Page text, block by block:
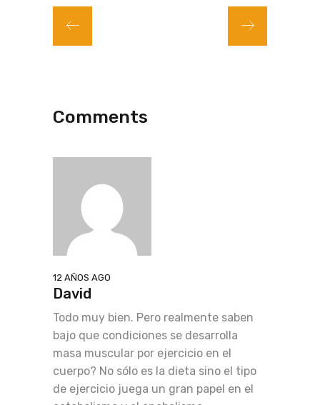
Comments
12 AÑOS AGO
David
Todo muy bien. Pero realmente saben
bajo que condiciones se desarrolla
masa muscular por ejercicio en el
cuerpo? No sólo es la dieta sino el tipo
de ejercicio juega un gran papel en el